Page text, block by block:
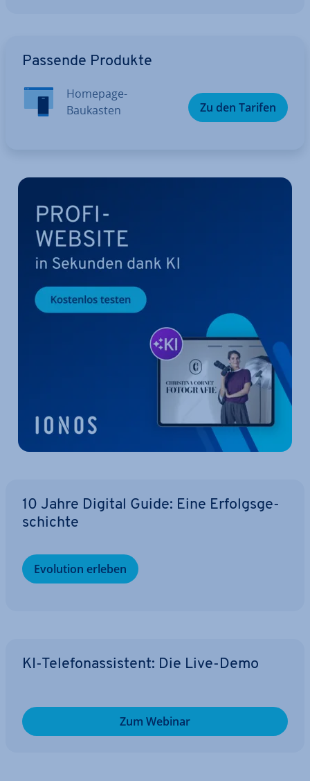
Passende Produkte
Homepage-
Baukasten
Zu den Tarifen
10 Jahre Digital Guide: Eine Er­folgs­ge­
schich­te
Evolution erleben
KI-Te­le­fon­as­sis­tent: Die Live-Demo
Zum Webinar